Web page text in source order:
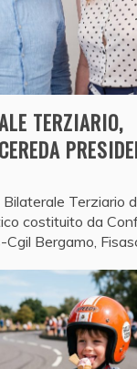
TERZIARIO,
Bilaterale Terziario
costituito da
Cgil Bergamo,